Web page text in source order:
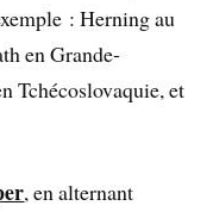
: Herning au
en Grande-
Tchécoslovaquie, et
, en alternant